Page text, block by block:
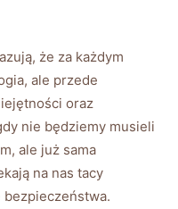
że za każdym⁢
‍ale ‍przede
oraz
nie będziemy⁤ musieli
ale już sama
⁢na ‍nas⁢ tacy⁢